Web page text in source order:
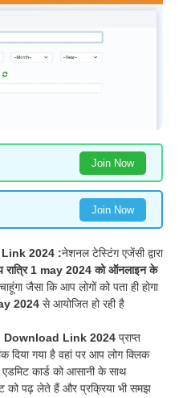
Join Now
Join Now
2024 :नेशनल टेस्टिंग एजेंसी द्वारा
रात्रि 1 may 2024 को ऑनलाइन के
जैसा कि आप लोगों को पता ही होगा
2024 से आयोजित हो रही है
Download Link 2024 प्राप्त
दिया गया है वहां पर आप लोग क्लिक
कार्ड को आसानी के साथ
को पढ़ लेते हैं और प्रक्रिया भी समझ